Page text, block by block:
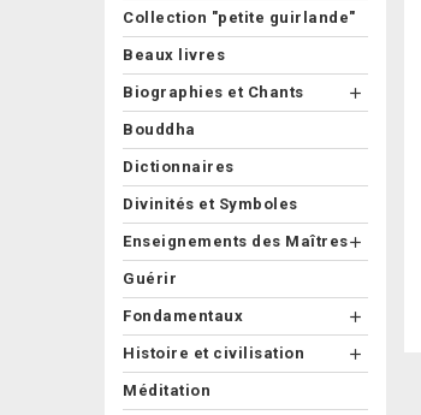
Collection "petite guirlande"
Beaux livres
Biographies et Chants

Bouddha
Dictionnaires
Divinités et Symboles
Enseignements des Maîtres
Guérir
Fondamentaux

Histoire et civilisation

Méditation